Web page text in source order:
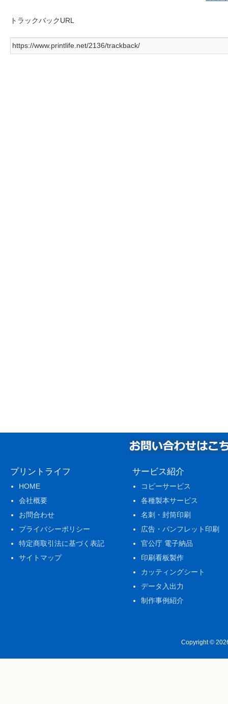
トラックバックURL
プリントライフ
HOME
会社概要
お問合わせ
プライバシーポリシー
特定商取引法に基づく表記
サイトマップ
サービス紹介
コピーサービス
各種製本サービス
名刺・封筒印刷
広告・パンフレット印刷
官公庁 電子納品
印刷看板製作
カッティングシート
データ入出力
制作事例紹介
Copyright ©